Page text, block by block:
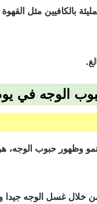
بالكافيين مثل
الوجه في
وظهور حبوب الوجه،
من خلال غسل الوجه